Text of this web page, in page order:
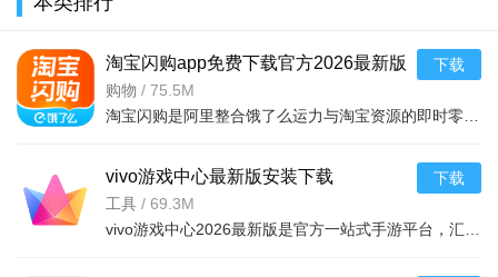
版)v4.7
版v1.3.0破
解版
淘宝闪购app免费下载官方2026最新版
v12.3.88安卓版
购物 / 75.5M
下载
vivo游戏中心最新版安装下载
2026v7.2.24.0安卓版本
工具 / 69.3M
下载